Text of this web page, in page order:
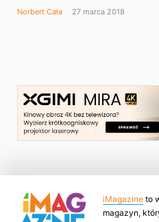
Norbert Cała 27 marca 2018
iMagazine to
magazyn,